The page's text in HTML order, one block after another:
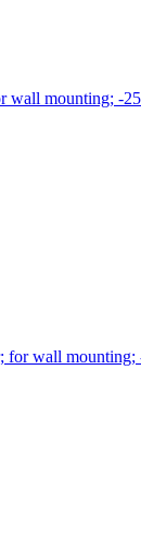
wall mounting; -
for wall